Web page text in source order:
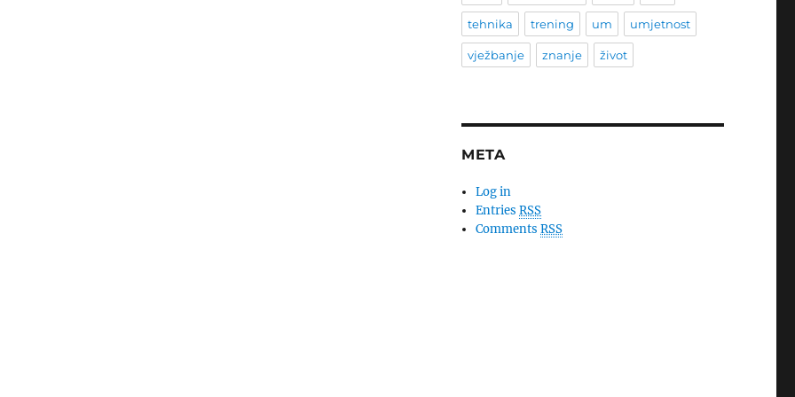
tehnika trening um umjetnost
vježbanje znanje život
META
Log in
EntriesRSS
CommentsRSS